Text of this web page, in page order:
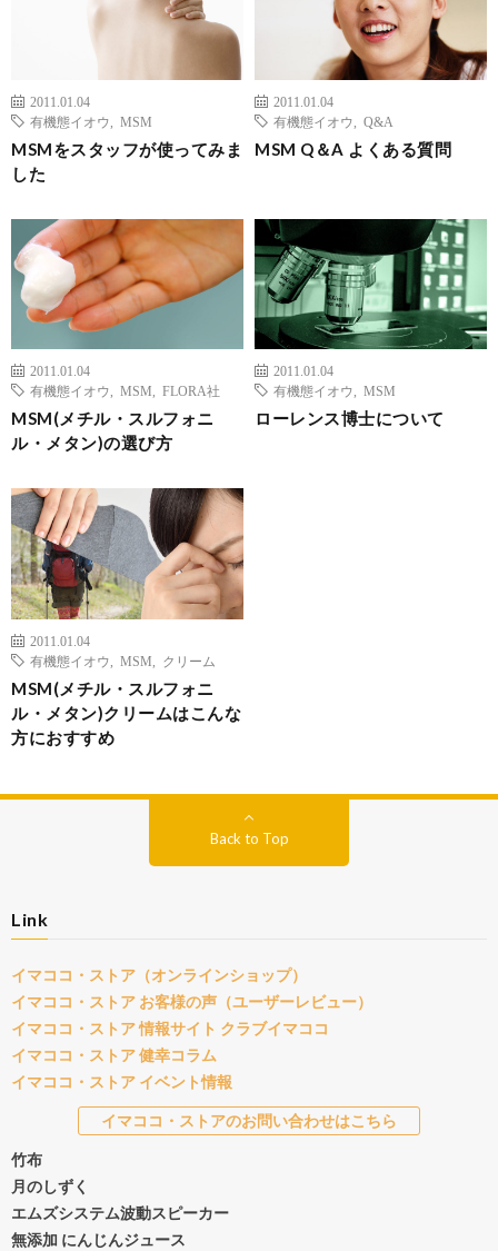
2011.01.04
有機態イオウ
MSM
MSMをスタッフが使ってみま
した
2011.01.04
有機態イオウ
Q&A
MSM Q＆A よくある質問
2011.01.04
有機態イオウ
MSM FLORA社
MSM(メチル・スルフォニ
ル・メタン)の選び方
2011.01.04
有機態イオウ
MSM
ローレンス博士について
2011.01.04
有機態イオウ
MSM クリーム
MSM(メチル・スルフォニ
ル・メタン)クリームはこんな
方におすすめ
Back to Top
Link
イマココ・ストア（オンラインショップ）
イマココ・ストア お客様の声（ユーザーレビュー）
イマココ・ストア 情報サイト クラブイマココ
イマココ・ストア 健幸コラム
イマココ・ストア イベント情報
イマココ・ストアのお問い合わせはこちら
竹布
月のしずく
エムズシステム波動スピーカー
無添加 にんじんジュース